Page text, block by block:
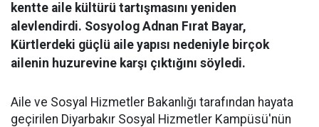
kentte aile kültürü tartışmasını yeniden
alevlendirdi. Sosyolog Adnan Fırat Bayar,
Kürtlerdeki güçlü aile yapısı nedeniyle birçok
ailenin huzurevine karşı çıktığını söyledi.
Aile ve Sosyal Hizmetler Bakanlığı tarafından hayata
geçirilen Diyarbakır Sosyal Hizmetler Kampüsü'nün